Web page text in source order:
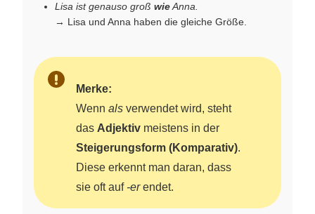
Lisa ist genauso groß wieAnna.
→ Lisa und Anna haben die gleiche Größe.
Merke:
Wenn als verwendet wird, steht
das Adjektiv meistens in der
Steigerungsform (Komparativ).
Diese erkennt man daran, dass
sie oft auf -erendet.